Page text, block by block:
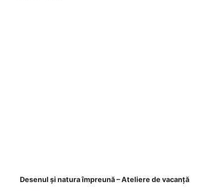
Desenul și natura împreună – Ateliere de vacanță